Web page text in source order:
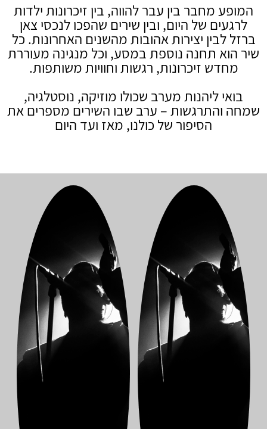
המופע מחבר בין עבר להווה, בין זיכרונות ילדות
לרגעים של היום, ובין שירים שהפכו לנכסי צאן
ברזל לבין יצירות אהובות מהשנים האחרונות. כל
שיר הוא תחנה נוספת במסע, וכל מנגינה מעוררת
מחדש זיכרונות, רגשות וחוויות משותפות.
בואי ליהנות מערב שכולו מוזיקה, נוסטלגיה,
שמחה והתרגשות – ערב שבו השירים מספרים את
הסיפור של כולנו, מאז ועד היום